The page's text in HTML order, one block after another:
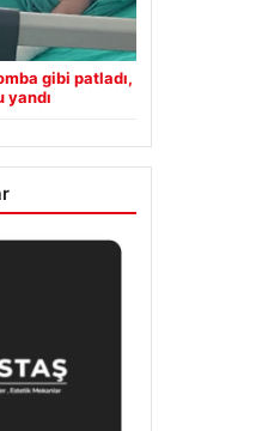
gibi patladı,
yandı